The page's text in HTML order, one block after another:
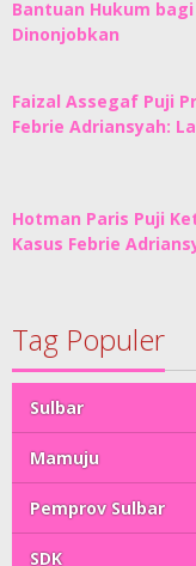
Bantuan Hukum bagi
Dinonjobkan
Faizal Assegaf Puji
Febrie Adriansyah:
Hotman Paris Puji
Kasus Febrie
Tag Populer
Sulbar
Mamuju
Pemprov Sulbar
SDK